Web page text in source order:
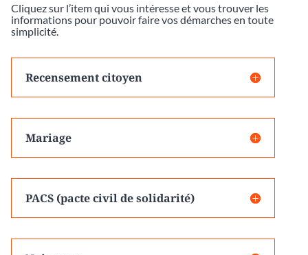
Cliquez sur l’item qui vous intéresse et vous trouver les
informations pour pouvoir faire vos démarches en toute
simplicité.
Recensement citoyen
Mariage
PACS (pacte civil de solidarité)